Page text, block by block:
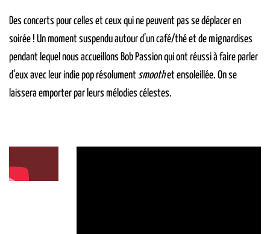
Des concerts pour celles et ceux qui ne peuvent pas se déplacer en
soirée ! Un moment suspendu autour d’un café/thé et de mignardises
pendant lequel nous accueillons Bob Passion qui ont réussi à faire parler
d‘eux avec leur indie pop résolumentsmoothet ensoleillée. On se
laissera emporter par leurs mélodies célestes.